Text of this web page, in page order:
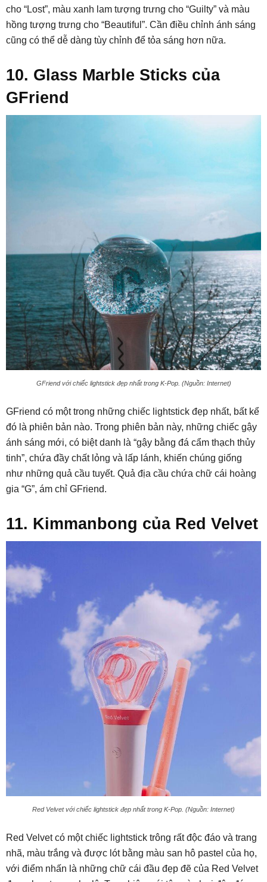
cho “Lost”, màu xanh lam tượng trưng cho “Guilty” và màu
hồng tượng trưng cho “Beautiful”. Cần điều chỉnh ánh sáng
cũng có thể dễ dàng tùy chỉnh để tỏa sáng hơn nữa.
10. Glass Marble Sticks của
GFriend
GFriend với chiếc lightstick đẹp nhất trong K-Pop. (Nguồn: Internet)
GFriend có một trong những chiếc lightstick đẹp nhất, bất kể
đó là phiên bản nào. Trong phiên bản này, những chiếc gậy
ánh sáng mới, có biệt danh là “gậy bằng đá cẩm thạch thủy
tinh”, chứa đầy chất lỏng và lấp lánh, khiến chúng giống
như những quả cầu tuyết. Quả địa cầu chứa chữ cái hoàng
gia “G”, ám chỉ GFriend.
11. Kimmanbong của Red Velvet
Red Velvet với chiếc lightstick đẹp nhất trong K-Pop. (Nguồn: Internet)
Red Velvet có một chiếc lightstick trông rất độc đáo và trang
nhã, màu trắng và được lót bằng màu san hô pastel của họ,
với điểm nhấn là những chữ cái đầu đẹp đẽ của Red Velvet